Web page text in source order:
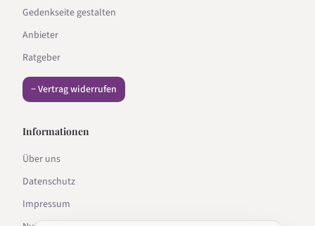
Gedenkseite gestalten
Anbieter
Ratgeber
− Vertrag widerrufen
Informationen
Über uns
Datenschutz
Impressum